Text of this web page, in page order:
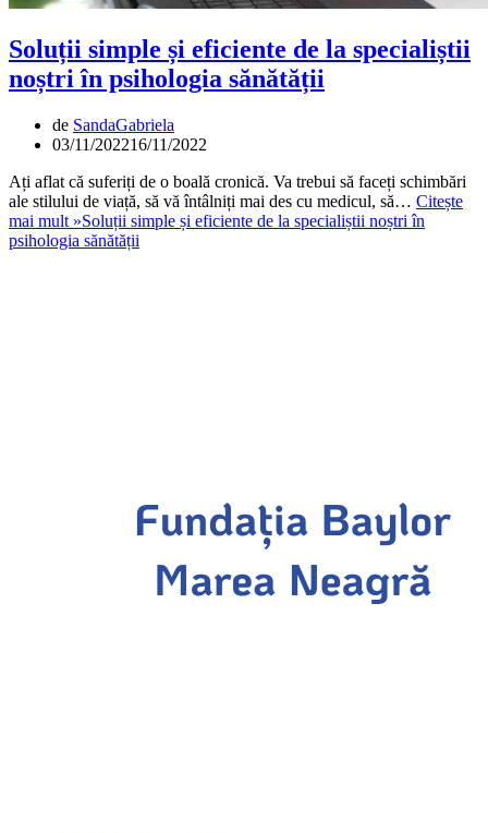
Soluții simple și eficiente de la specialiștii
noștri în psihologia sănătății
de SandaGabriela
03/11/202216/11/2022
Ați aflat că suferiți de o boală cronică. Va trebui să faceți schimbări
ale stilului de viață, să vă întâlniți mai des cu medicul, să… Citește
mai mult »Soluții simple și eficiente de la specialiștii noștri în
psihologia sănătății